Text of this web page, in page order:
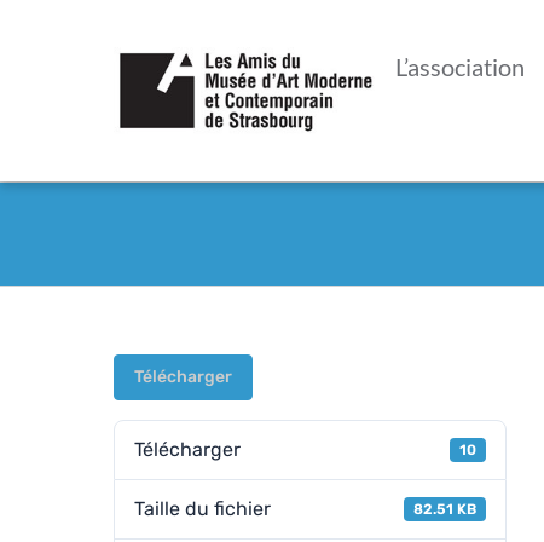
L’association
Télécharger
Télécharger 10
Taille du fichier 82.51 KB